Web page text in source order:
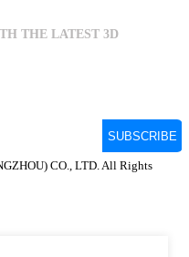
CO., LTD. All Rights